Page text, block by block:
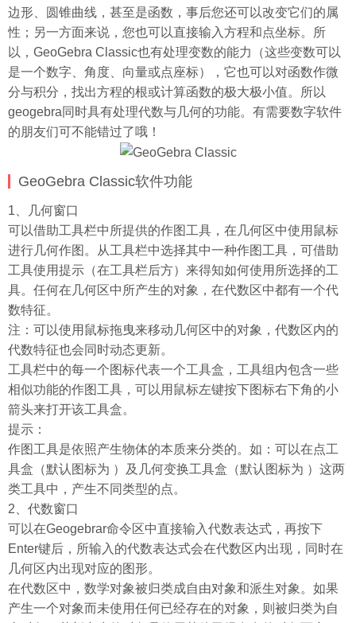
边形、圆锥曲线，甚至是函数，事后您还可以改变它们的属
性；另一方面来说，您也可以直接输入方程和点坐标。所
以，GeoGebra Classic也有处理变数的能力（这些变数可以
是一个数字、角度、向量或点座标），它也可以对函数作微
分与积分，找出方程的根或计算函数的极大极小值。所以
geogebra同时具有处理代数与几何的功能。有需要数字软件
的朋友们可不能错过了哦！
GeoGebra Classic软件功能
1、几何窗口
可以借助工具栏中所提供的作图工具，在几何区中使用鼠标
进行几何作图。从工具栏中选择其中一种作图工具，可借助
工具使用提示（在工具栏后方）来得知如何使用所选择的工
具。任何在几何区中所产生的对象，在代数区中都有一个代
数特征。
注：可以使用鼠标拖曳来移动几何区中的对象，代数区内的
代数特征也会同时动态更新。
工具栏中的每一个图标代表一个工具盒，工具组内包含一些
相似功能的作图工具，可以用鼠标左键按下图标右下角的小
箭头来打开该工具盒。
提示：
作图工具是依照产生物体的本质来分类的。如：可以在点工
具盒（默认图标为 ）及几何变换工具盒（默认图标为 ）这两
类工具中，产生不同类型的点。
2、代数窗口
可以在Geogebrar命令区中直接输入代数表达式，再按下
Enter键后，所输入的代数表达式会在代数区内出现，同时在
几何区内出现对应的图形。
在代数区中，数学对象被归类成自由对象和派生对象。如果
产生一个对象而未使用任何已经存在的对象，则被归类为自